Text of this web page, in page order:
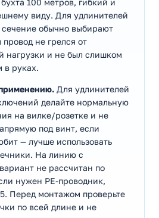
100 метров, гибкий и
виду. Для удлинителей
сечение обычно выбирают
не грелся от
нагрузки и не был слишком
в руках.
Для удлинителей
делайте нормальную
на вилке/розетке и не
под винт, если
— лучше использовать
На линию с
не рассчитан по
нужен PE-проводник,
Перед монтажом проверьте
по всей длине и не